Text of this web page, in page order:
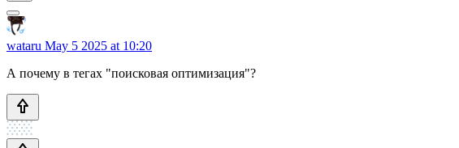
wataru May 5 2025 at 10:20
А почему в тегах "поисковая оптимизация"?